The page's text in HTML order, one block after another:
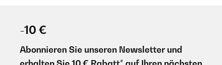
-10 €
Abonnieren Sie unseren Newsletter und